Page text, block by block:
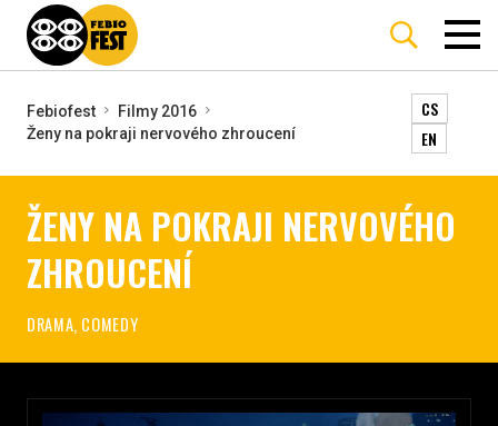
Febiofest
Filmy 2016
Ženy na pokraji nervového zhroucení
CS
EN
ŽENY NA POKRAJI NERVOVÉHO
ZHROUCENÍ
DRAMA, COMEDY